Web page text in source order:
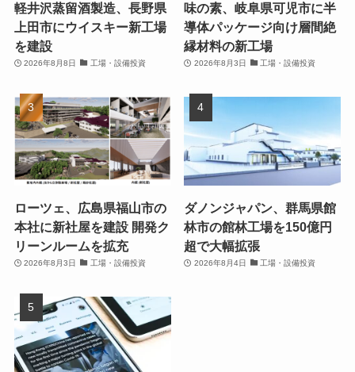
軽井沢蒸留酒製造、長野県
上田市にウイスキー新工場
を建設
2026年8月8日 工場・設備投資
味の素、岐阜県可児市に半
導体パッケージ向け層間絶
縁材料の新工場
2026年8月3日 工場・設備投資
ローツェ、広島県福山市の
本社に新社屋を建設 開発ク
リーンルームを拡充
2026年8月3日 工場・設備投資
ダノンジャパン、群馬県館
林市の館林工場を150億円
超で大幅拡張
2026年8月4日 工場・設備投資